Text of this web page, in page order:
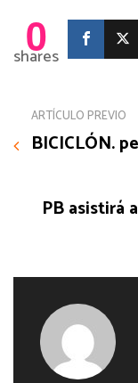
0
shares
ARTÍCULO PREVIO
BICICLÓN.
PB asistirá